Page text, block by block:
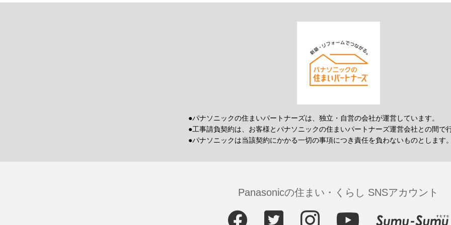
●パナソニックの住まいパートナーズは、独立・自営の会社が運営しています。
●工事請負契約は、お客様とパナソニックの住まいパートナーズ運営会社との間で
●パナソニックは当該契約にかかる一切の事項につき責任を負わないものとします。
Panasonicの住まい・くらし SNSアカウント